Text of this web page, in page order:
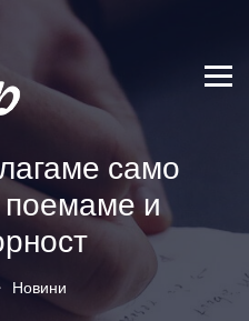
само
поемаме и
Новини